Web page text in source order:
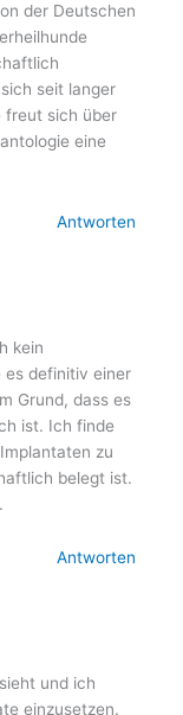
der Deutschen
seit langer
freut sich über
eine
Antworten
kein
es definitiv einer
Grund, dass es
ist. Ich finde
zu
belegt ist.
Antworten
und ich
einzusetzen.